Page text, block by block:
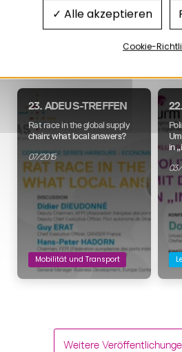
23. ADEUS-TREFFEN
Rat race in the global supply
chain: what local answers?
07/2015
Mobilität und Transport
in
03/
Weitere
Alle akzeptieren
Cookie-